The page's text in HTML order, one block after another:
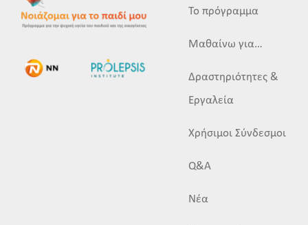
Το πρόγραμμα
Μαθαίνω για…
Δραστηριότητες &
Εργαλεία
Χρήσιμοι Σύνδεσμοι
Q&A
Νέα